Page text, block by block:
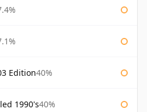
Edition40%
1990's40%